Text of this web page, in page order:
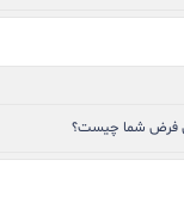
فرض شما چیست؟